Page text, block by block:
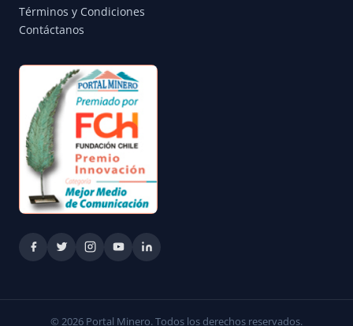
Términos y Condiciones
Contáctanos
© 2026 Portal Minero. Todos los derechos reservados.